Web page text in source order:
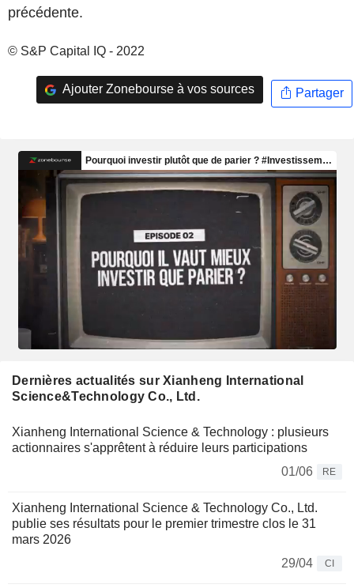
précédente.
© S&P Capital IQ - 2022
Ajouter Zonebourse à vos sources Partager
Dernières actualités sur Xianheng International
Science&Technology Co., Ltd.
Xianheng International Science & Technology : plusieurs
actionnaires s'apprêtent à réduire leurs participations
01/06
RE
Xianheng International Science & Technology Co., Ltd.
publie ses résultats pour le premier trimestre clos le 31
mars 2026
29/04
CI